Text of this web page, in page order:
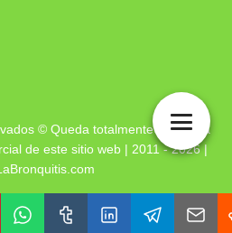
© Queda totalmente prohibida
de este sitio web | 2011 - 2026 |